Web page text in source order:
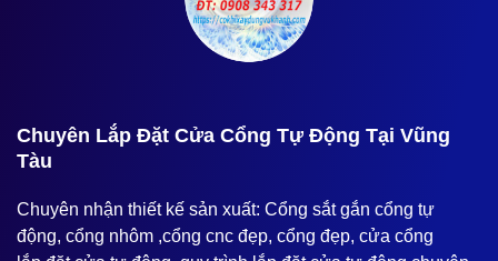
️Chuyên Lắp Đặt Cửa Cổng Tự Động Tại Vũng
Tàu
Chuyên nhận thiết kế sản xuất: Cổng sắt gắn cổng tự
động, cổng nhôm ,cổng cnc đẹp, cổng đẹp, cửa cổng